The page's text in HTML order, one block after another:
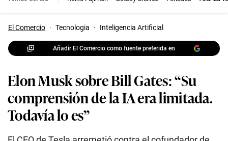
El Comercio · Tecnologia · Inteligencia Artificial
Añadir El Comercio como fuente preferida en
Elon Musk sobre Bill Gates: “Su
comprensión de la IA era limitada.
Todavía lo es”